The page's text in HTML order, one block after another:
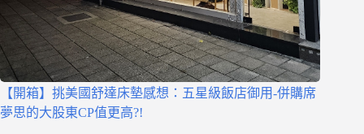
【開箱】挑美國舒達床墊感想：五星級飯店御用-併購席
夢思的大股東CP值更高?!